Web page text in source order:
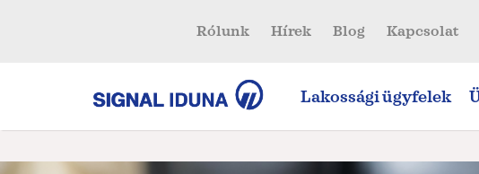
Rólunk Hírek Blog Kapcsolat
Lakossági ügyfelek